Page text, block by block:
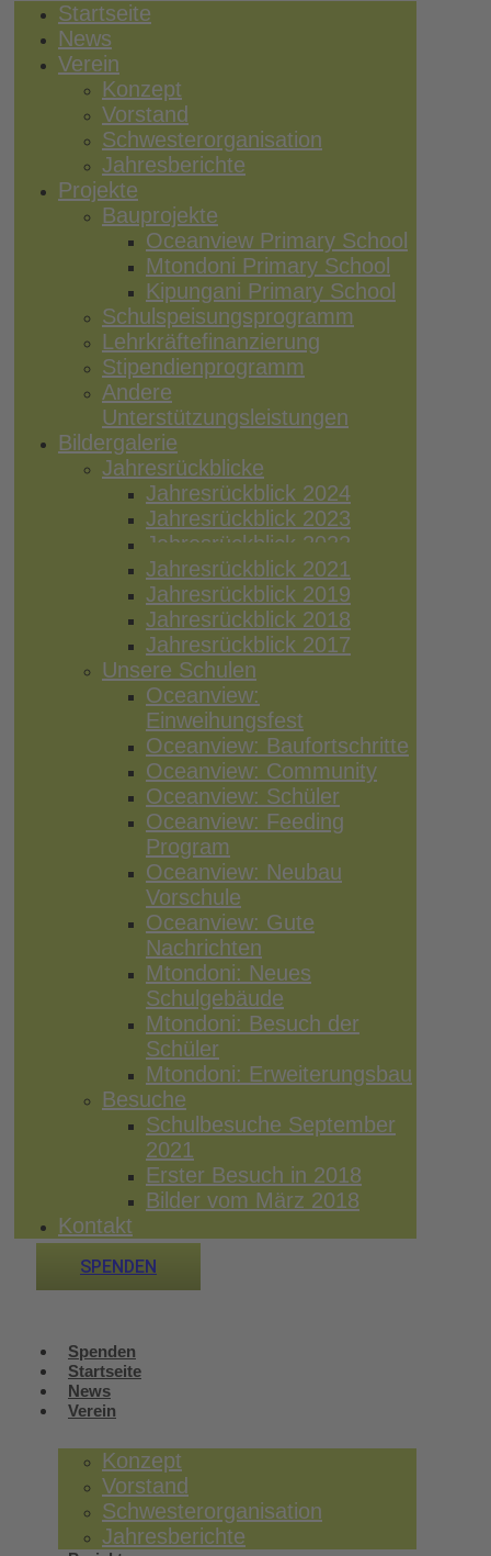
Startseite
News
Verein
Konzept
Vorstand
Schwesterorganisation
Jahresberichte
Projekte
Bauprojekte
Oceanview Primary School
Mtondoni Primary School
Kipungani Primary School
Schulspeisungsprogramm
Lehrkräftefinanzierung
Stipendienprogramm
Andere
Unterstützungsleistungen
Bildergalerie
Jahresrückblicke
Jahresrückblick 2024
Jahresrückblick 2023
Jahresrückblick 2022
Jahresrückblick 2021
Jahresrückblick 2019
Jahresrückblick 2018
Jahresrückblick 2017
Unsere Schulen
Oceanview:
Einweihungsfest
Oceanview: Baufortschritte
Oceanview: Community
Oceanview: Schüler
Oceanview: Feeding
Program
Oceanview: Neubau
Vorschule
Oceanview: Gute
Nachrichten
Mtondoni: Neues
Schulgebäude
Mtondoni: Besuch der
Schüler
Mtondoni: Erweiterungsbau
Besuche
Schulbesuche September
2021
Erster Besuch in 2018
Bilder vom März 2018
Kontakt
SPENDEN
Spenden
Startseite
News
Verein
Konzept
Vorstand
Schwesterorganisation
Jahresberichte